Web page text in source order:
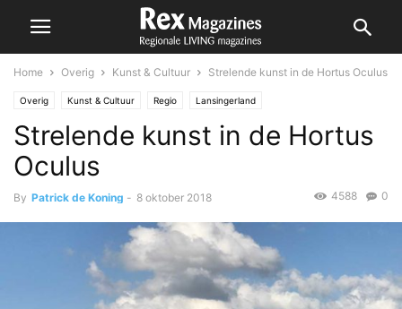
Home Overig Kunst & Cultuur Strelende kunst in de Hortus Oculus
Overig Kunst & Cultuur Regio Lansingerland
Strelende kunst in de Hortus
Oculus
By Patrick de Koning - 8 oktober 2018 0
4588